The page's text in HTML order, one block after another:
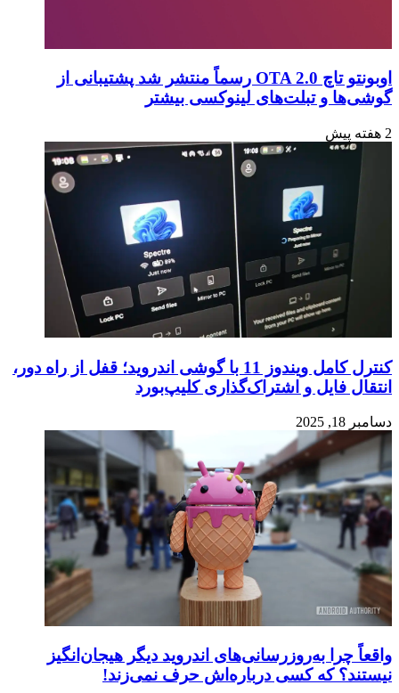
اوبونتو تاچ OTA 2.0 رسماً منتشر شد پشتیبانی از
گوشی‌ها و تبلت‌های لینوکسی بیشتر
2 هفته پیش
کنترل کامل ویندوز 11 با گوشی اندروید؛ قفل از راه دور،
انتقال فایل و اشتراک‌گذاری کلیپ‌بورد
دسامبر 18, 2025
واقعاً چرا به‌روزرسانی‌های اندروید دیگر هیجان‌انگیز
نیستند؟ که کسی درباره‌اش حرف نمی‌زند!